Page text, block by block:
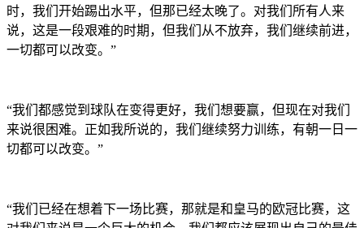
时，我们开始踢出水平，但那已经太晚了。对我们所有人来
说，这是一段艰难的时期，但我们从不放弃，我们继续前进，
一切都可以改变。”
“我们都感觉到球队在变得更好，我们想要赢，但现在对我们
来说很困难。正如我所说的，我们继续努力训练，有朝一日一
切都可以改变。”
“我们已经在想着下一场比赛，那就是和皇马的欧冠比赛，这